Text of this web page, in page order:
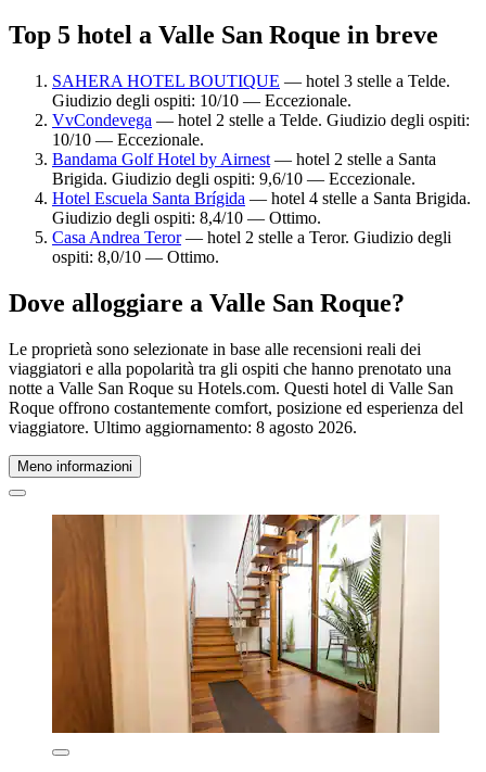
Top 5 hotel a Valle San Roque in breve
SAHERA HOTEL BOUTIQUE — hotel 3 stelle a Telde.
Giudizio degli ospiti: 10/10 — Eccezionale.
VvCondevega — hotel 2 stelle a Telde. Giudizio degli ospiti:
10/10 — Eccezionale.
Bandama Golf Hotel by Airnest — hotel 2 stelle a Santa
Brigida. Giudizio degli ospiti: 9,6/10 — Eccezionale.
Hotel Escuela Santa Brígida — hotel 4 stelle a Santa Brigida.
Giudizio degli ospiti: 8,4/10 — Ottimo.
Casa Andrea Teror— hotel 2 stelle a Teror. Giudizio degli
ospiti: 8,0/10 — Ottimo.
Dove alloggiare a Valle San Roque?
Le proprietà sono selezionate in base alle recensioni reali dei
viaggiatori e alla popolarità tra gli ospiti che hanno prenotato una
notte a Valle San Roque su Hotels.com. Questi hotel di Valle San
Roque offrono costantemente comfort, posizione ed esperienza del
viaggiatore. Ultimo aggiornamento: 8 agosto 2026.
Meno informazioni